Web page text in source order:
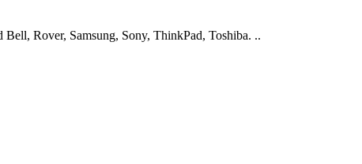
Rover, Samsung, Sony, ThinkPad, Toshiba. ..